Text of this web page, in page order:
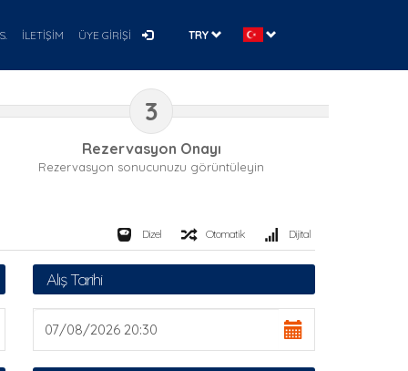
İLETİŞİM ÜYE GİRİŞİ TRY
3
Rezervasyon Onayı
Rezervasyon sonucunuzu görüntüleyin
Dizel Otomatik Dijital
Alış Tarihi